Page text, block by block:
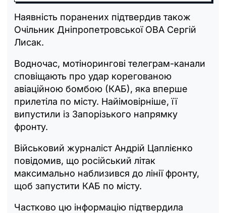
Наявність поранених підтвердив також
Очільник Дніпропетровської ОВА Сергій
Лисак.
Водночас, мотінорингові телеграм-канали
сповіщають про удар корегованою
авіаційною бомбою (КАБ), яка вперше
прилетіла по місту. Найімовірніше, її
випустили із Запорізького напрямку
фронту.
Військовий журналіст Андрій Цаплієнко
повідомив, що російський літак
максимально наблизився до лінії фронту,
щоб запустити КАБ по місту.
Частково цю інформацію підтвердила